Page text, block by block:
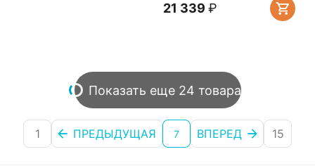
21 339 ₽
Показать еще 24 товара
1 ПРЕДЫДУЩАЯ 7 ВПЕРЕД 15